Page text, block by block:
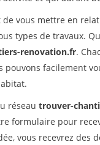
vous mettre en
types de travaux.
renovation.fr.
pouvons facilement
réseau trouver-
formulaire pour
vous recevrez des